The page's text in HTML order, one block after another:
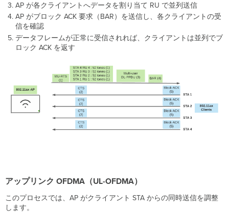
AP が各クライアントへデータを割り当て RU で並列送信
AP がブロック ACK 要求（BAR）を送信し、各クライアントの受
信を確認
データフレームが正常に受信されれば、クライアントは並列でブ
ロック ACK を返す
アップリンク OFDMA（UL-OFDMA）
このプロセスでは、AP がクライアント STA からの同時送信を調整
します。